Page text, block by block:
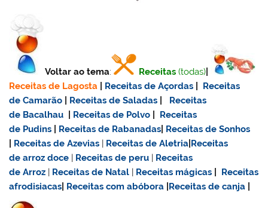
Voltar ao tema: Receitas (todas)
Receitas de Lagosta
Receitas de Açordas
Receitas
de Camarão
Receitas de Saladas
Receitas
de Bacalhau
Receitas de Polvo
Receitas
de Pudins
Receitas de Rabanadas Receitas de Sonhos
Receitas de Azevias | Receitas de Aletria Receitas
dearroz doce | Receitas de peru | Receitas
de Arroz | Receitas de Natal | Receitas mágicas
Receitas
afrodisiacas Receitas com abóbora Receitas de canja